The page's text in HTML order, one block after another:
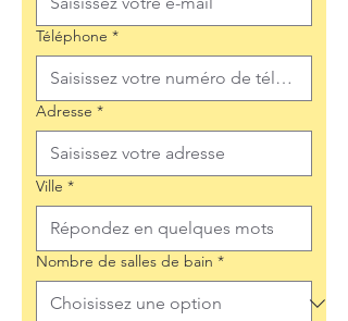
Téléphone *
Adresse *
Ville *
Nombre de salles de bain *